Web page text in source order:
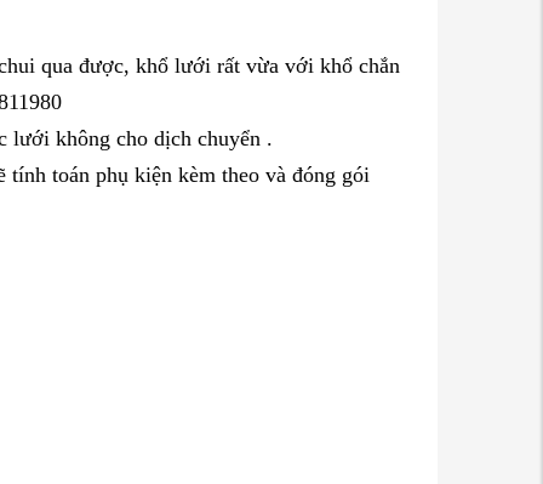
qua được, khổ lưới rất vừa với khổ chắn
lưới không cho dịch chuyển .
toán phụ kiện kèm theo và đóng gói